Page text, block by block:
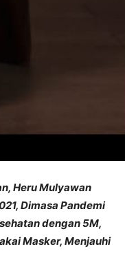
Heru Mulyawan
Dimasa Pandemi
dengan 5M,
Masker, Menjauhi